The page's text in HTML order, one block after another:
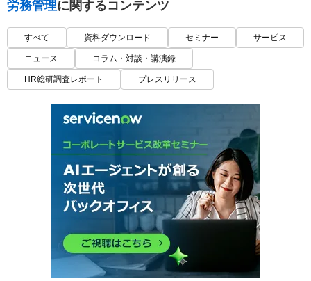
労務管理に関するコンテンツ
すべて 資料ダウンロード セミナー サービス
ニュース コラム・対談・講演録
HR総研調査レポート プレスリリース